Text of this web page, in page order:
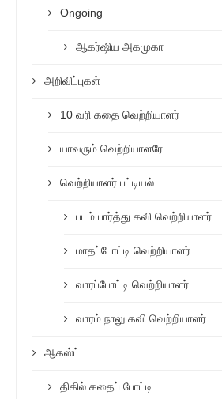
Ongoing
ஆகர்ஷிய அகமுகா
அறிவிப்புகள்
10 வரி கதை வெற்றியாளர்
யாவரும் வெற்றியாளரே
வெற்றியாளர் பட்டியல்
படம் பார்த்து கவி வெற்றியாளர்
மாதப்போட்டி வெற்றியாளர்
வாரப்போட்டி வெற்றியாளர்
வாரம் நாலு கவி வெற்றியாளர்
ஆகஸ்ட்
திகில் கதைப் போட்டி